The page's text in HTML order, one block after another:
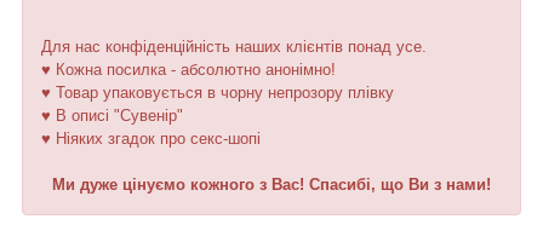
Для нас конфіденційність наших клієнтів понад усе.
♥ Кожна посилка - абсолютно анонімно!
♥ Товар упаковується в чорну непрозору плівку
♥ В описі "Сувенір"
♥ Ніяких згадок про секс-шопі
Ми дуже цінуємо кожного з Вас! Спасибі, що Ви з нами!